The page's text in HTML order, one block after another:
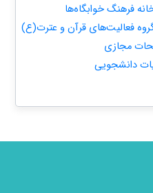
فرهنگ خوابگاه‌ها​
فعالیت‌های قرآن و عترت‌(ع)
مجازی​
دانشجویی​